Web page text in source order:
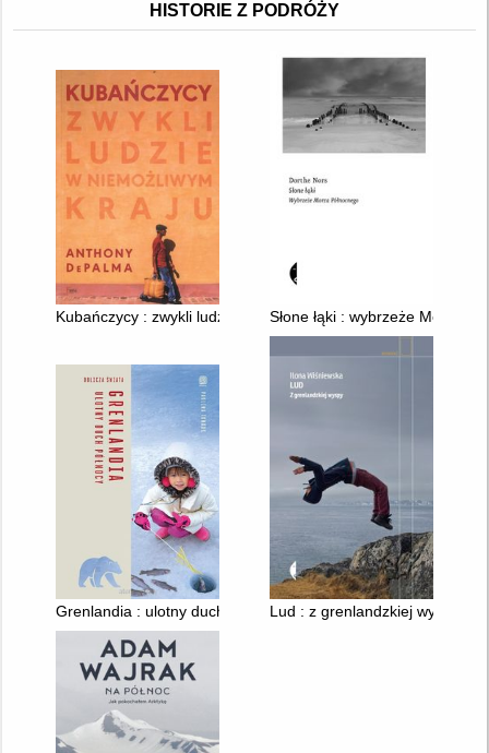
HISTORIE Z PODRÓŻY
Kubańczycy : zwykli ludzie w niemożliwym kraju
Słone łąki : wybrzeże Morza
Grenlandia : ulotny duch północyLud : z grenlandzkiej wyspy